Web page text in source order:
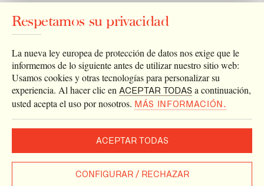
Enlaces
Newsletter
2026 © Archivo Catedral de Valencia
Todos los derechos reservados.
Respetamos su privacidad
La nueva ley europea de protección de datos nos exige que le
informemos de lo siguiente antes de utilizar nuestro sitio web:
Usamos cookies y otras tecnologías para personalizar su
experiencia. Al hacer clic en ACEPTAR TODAS a continuación,
usted acepta el uso por nosotros. MÁS INFORMACIÓN.
ACEPTAR TODAS
CONFIGURAR / RECHAZAR